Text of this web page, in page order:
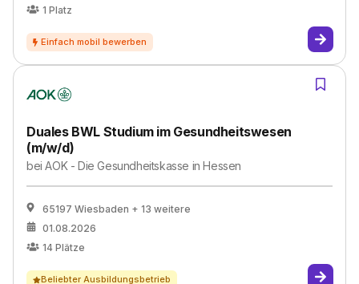
1 Platz
Duales BWL Studium im Gesundheitswesen
(m/w/d)
beiAOK - Die Gesundheitskasse in Hessen
65197 Wiesbaden + 13 weitere
01.08.2026
14 Plätze
Beliebter Ausbildungsbetrieb